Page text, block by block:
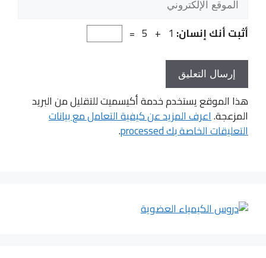
الإلكتروني
أثبت أنك إنسان: 1 + 5 =
هذا الموقع يستخدم خدمة أكيسميت للتقليل من البريد
المزعجة.اعرف المزيد عن كيفية التعامل مع بيانات
التعليقات الخاصة بك processed .